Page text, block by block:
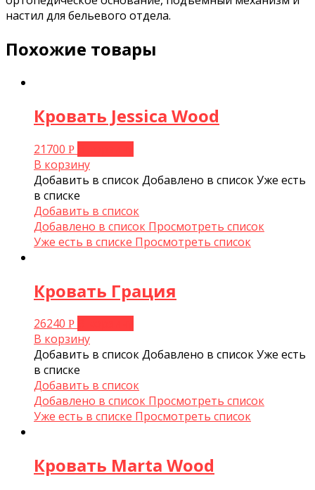
настил для бельевого отдела.
Похожие товары
Кровать Jessica Wood
21700 Р
В корзину
Добавить в списокДобавлено в списокУже есть
в списке
Добавить в список
Добавлено в список Просмотреть список
Уже есть в списке Просмотреть список
Кровать Грация
26240 Р
В корзину
Добавить в списокДобавлено в списокУже есть
в списке
Добавить в список
Добавлено в список Просмотреть список
Уже есть в списке Просмотреть список
Кровать Marta Wood